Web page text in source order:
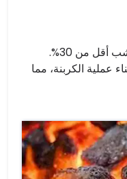
تأكد من أن محتوى الرطوبة في الخشب أقل من 30%.
عملية الكربنة، مما